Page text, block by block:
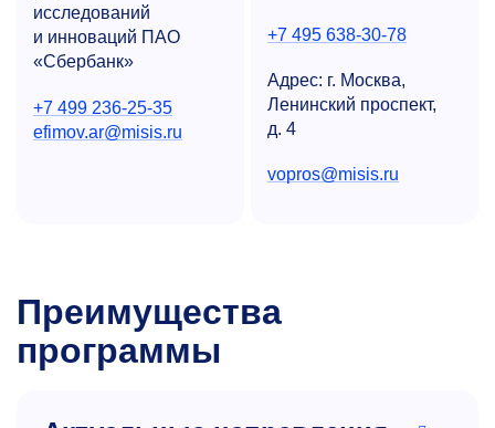
исследований
и инноваций ПАО
«Сбербанк»
+7 499 236-25-35
efimov.ar@misis.ru
+7 495 638-30-78
Адрес: г. Москва,
Ленинский проспект,
д. 4
vopros@misis.ru
Преимущества
программы